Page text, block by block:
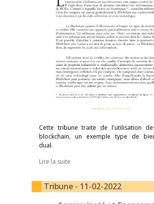
Cette tribune traite de l'utilisation
blockchain, un exemple type de
dual.
Lire la suite
Tribune - 11-02-2022